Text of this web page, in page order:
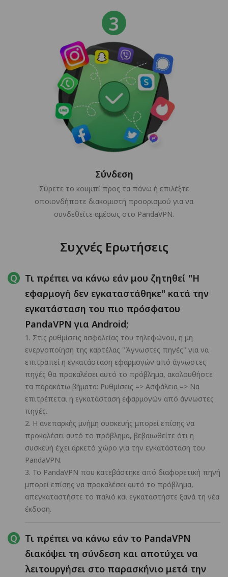
Σύνδεση
Σύρετε το κουμπί προς τα πάνω ή επιλέξτε
οποιονδήποτε διακομιστή προορισμού για να
συνδεθείτε αμέσως στο PandaVPN.
Συχνές Ερωτήσεις
Τι πρέπει να κάνω εάν μου ζητηθεί "Η
εφαρμογή δεν εγκαταστάθηκε" κατά την
εγκατάσταση του πιο πρόσφατου
PandaVPN για Android;
1. Στις ρυθμίσεις ασφαλείας του τηλεφώνου, η μη
ενεργοποίηση της καρτέλας "Άγνωστες πηγές" για να
επιτραπεί η εγκατάσταση εφαρμογών από άγνωστες
πηγές θα προκαλέσει αυτό το πρόβλημα, ακολουθήστε
τα παρακάτω βήματα: Ρυθμίσεις => Ασφάλεια => Να
επιτρέπεται η εγκατάσταση εφαρμογών από άγνωστες
πηγές.
2. Η ανεπαρκής μνήμη συσκευής μπορεί επίσης να
προκαλέσει αυτό το πρόβλημα, βεβαιωθείτε ότι η
συσκευή έχει αρκετό χώρο για την εγκατάσταση του
PandaVPN.
3. Το PandaVPN που κατεβάστηκε από διαφορετική πηγή
μπορεί επίσης να προκαλέσει αυτό το πρόβλημα,
απεγκαταστήστε το παλιό και εγκαταστήστε ξανά τη νέα
έκδοση.
Τι πρέπει να κάνω εάν το PandaVPN
διακόψει τη σύνδεση και αποτύχει να
λειτουργήσει στο παρασκήνιο μετά την